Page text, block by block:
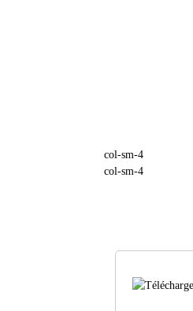
col-sm-4
col-sm-4